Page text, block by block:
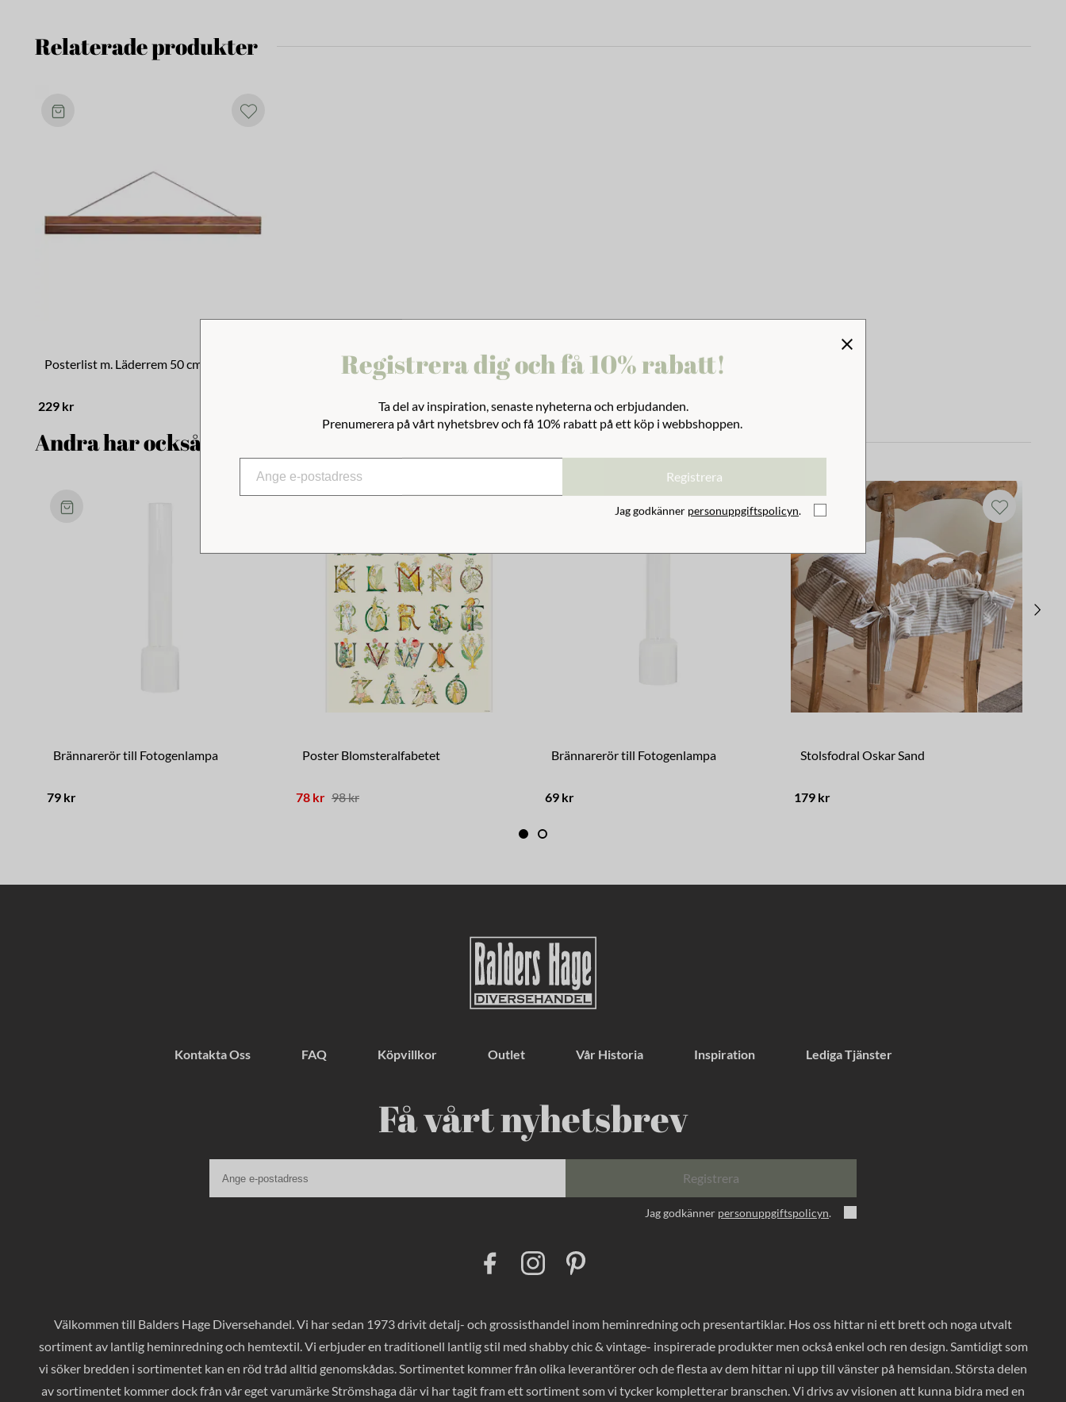
Relaterade produkter
Posterlist m. Läderrem 50 cm
229 kr
Andra har också tittat på
Brännarerör till Fotogenlampa
79 kr
Poster Blomsteralfabetet
78 kr 98 kr
Brännarerör till Fotogenlampa
69 kr
Stolsfodral Oskar Sand
179 kr
Kontakta Oss FAQ Köpvillkor Outlet Vår Historia Inspiration Lediga Tjänster
Få vårt nyhetsbrev
Registrera
Jag godkänner personuppgiftspolicyn.
o
o
k
I
n
g
r
a
r
e
s
Välkommen till Balders Hage Diversehandel. Vi har sedan 1973 drivit detalj- och grossisthandel inom heminredning och presentartiklar. Hos oss hittar ni ett brett och noga utvalt
sortiment av lantlig heminredning och hemtextil. Vi erbjuder en traditionell lantlig stil med shabby chic & vintage- inspirerade produkter men också enkel och ren design. Samtidigt som
vi söker bredden i sortimentet kan en röd tråd alltid genomskådas. Sortimentet kommer från olika leverantörer och de flesta av dem hittar ni upp till vänster på hemsidan. Största delen
av sortimentet kommer dock från vår eget varumärke Strömshaga där vi har tagit fram ett sortiment som vi tycker kompletterar branschen. Vi drivs av visionen att kunna bidra med en
Registrera dig och få 10% rabatt!
Ta del av inspiration, senaste nyheterna och erbjudanden.
Prenumerera på vårt nyhetsbrev och få 10% rabatt på ett köp i webbshoppen.
Registrera
Jag godkänner personuppgiftspolicyn.